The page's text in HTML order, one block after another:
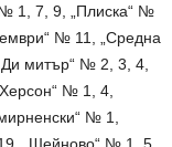
1, 7, 9, „Плиска“ №
№ 11, „Средна
митър“ № 2, 3, 4,
№ 1, 4,
№ 1,
„Шейново“ № 1, 5,